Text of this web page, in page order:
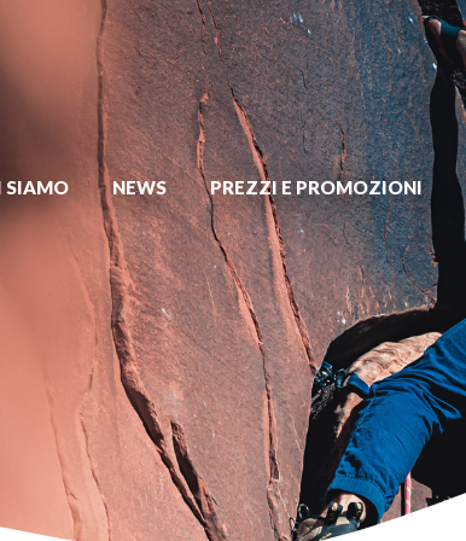
SIAMO NEWS PREZZI E PROMOZIONI